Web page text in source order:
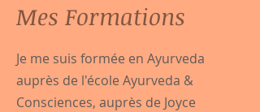
Mes Formations
Je me suis formée en Ayurveda
auprès de l'école Ayurveda &
Consciences, auprès de Joyce